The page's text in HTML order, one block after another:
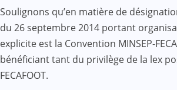
Soulignons qu’en matière de
du 26 septembre 2014 portant
explicite est la Convention MINSEP-
bénéficiant tant du privilège de la lex
FECAFOOT.